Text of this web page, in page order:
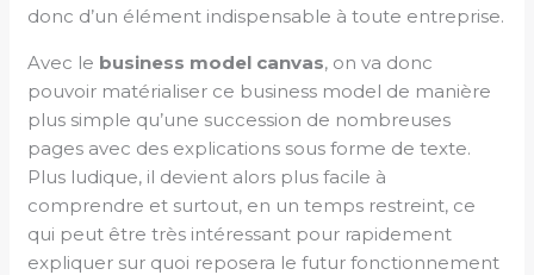
donc d’un élément indispensable à toute entreprise.
Avec le business model canvas, on va donc
pouvoir matérialiser ce business model de manière
plus simple qu’une succession de nombreuses
pages avec des explications sous forme de texte.
Plus ludique, il devient alors plus facile à
comprendre et surtout, en un temps restreint, ce
qui peut être très intéressant pour rapidement
expliquer sur quoi reposera le futur fonctionnement